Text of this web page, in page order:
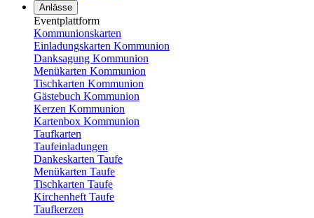
Anlässe
Eventplattform
Kommunionskarten
Einladungskarten Kommunion
Danksagung Kommunion
Menükarten Kommunion
Tischkarten Kommunion
Gästebuch Kommunion
Kerzen Kommunion
Kartenbox Kommunion
Taufkarten
Taufeinladungen
Dankeskarten Taufe
Menükarten Taufe
Tischkarten Taufe
Kirchenheft Taufe
Taufkerzen